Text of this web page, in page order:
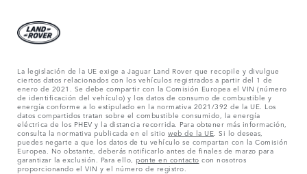
La legislación de la UE exige a Jaguar Land Rover que recopile y divulgue
ciertos datos relacionados con los vehículos registrados a partir del 1 de
enero de 2021. Se debe compartir con la Comisión Europea el VIN (número
de identificación del vehículo) y los datos de consumo de combustible y
energía conforme a lo estipulado en la normativa 2021/392 de la UE. Los
datos compartidos tratan sobre el combustible consumido, la energía
eléctrica de los PHEV y la distancia recorrida. Para obtener más información,
consulta la normativa publicada en el sitio web de la UE . Si lo deseas,
puedes negarte a que los datos de tu vehículo se compartan con la Comisión
Europea. No obstante, deberás notificarlo antes de finales de marzo para
garantizar la exclusión. Para ello, ponte en contacto con nosotros
proporcionando el VIN y el número de registro.